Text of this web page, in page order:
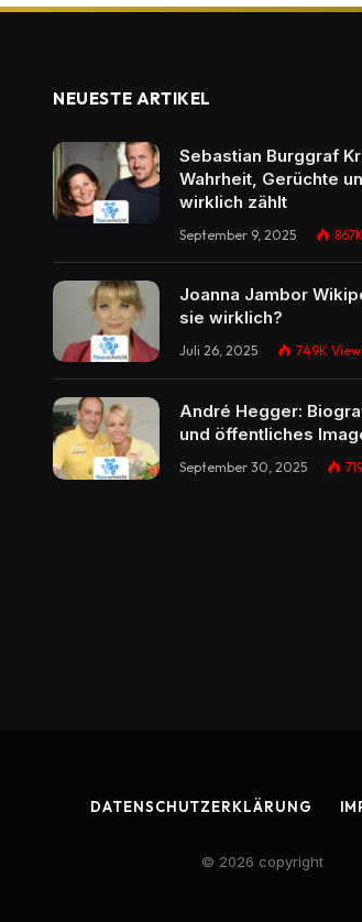
NEUESTE ARTIKEL
Sebastian Burggraf
Wahrheit, Gerüchte
wirklich zählt
September 9, 2025 867K
Joanna Jambor
sie wirklich?
Juli 26, 2025 749K
André Hegger:
und öffentliches
September 30, 2025
DATENSCHUTZERKLÄRUNG
© 2026 copyright